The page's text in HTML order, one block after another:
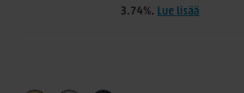
3.74%. Lue lisää